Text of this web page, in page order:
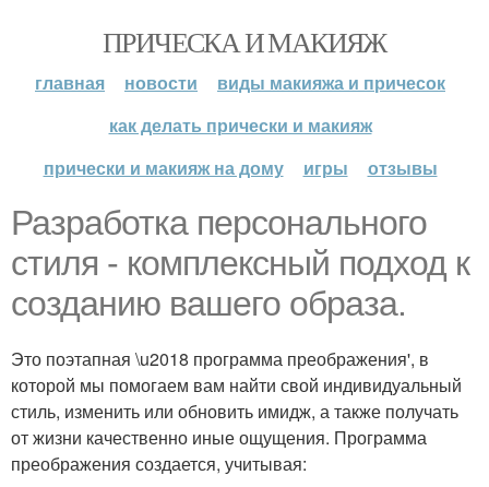
ПРИЧЕСКА И МАКИЯЖ
главная новости
виды макияжа и причесок
как делать прически и макияж
прически и макияж на дому
игры отзывы
Разработка персонального
стиля - комплексный подход к
созданию вашего образа.
Это поэтапная \u2018 программа преображения', в
которой мы помогаем вам найти свой индивидуальный
стиль, изменить или обновить имидж, а также получать
от жизни качественно иные ощущения. Программа
преображения создается, учитывая: